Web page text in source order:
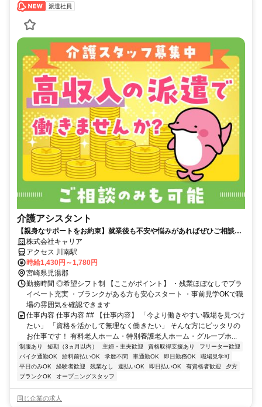
派遣社員
介護アシスタント
【親身なサポートをお約束】就業後も不安や悩みがあればぜひご相談く
ださい！★自由なライフスタイル◎残業なし
株式会社キャリア
アクセス 川南駅
時給1,430円～1,780円
宮崎県児湯郡
勤務時間 ◎希望シフト制 【ここがポイント】 ・残業ほぼなしでプラ
イベート充実 ・ブランクがある方も安心スタート ・事前見学OKで職
場の雰囲気を確認できます
仕事内容 仕事内容 ## 【仕事内容】 「今より働きやすい職場を見つけ
たい」 「資格を活かして無理なく働きたい」 そんな方にピッタリの
お仕事です！ 有料老人ホーム・特別養護老人ホーム・グループホ...
制服あり 短期（3ヵ月以内） 主婦・主夫歓迎 資格取得支援あり
フリーター歓迎
バイク通勤OK
給料前払いOK 学歴不問 車通勤OK 即日勤務OK
職場見学可
平日のみOK
経験者歓迎 残業なし 週払いOK 即日払いOK 有資格者歓迎
夕方
ブランクOK
オープニングスタッフ
同じ企業の求人